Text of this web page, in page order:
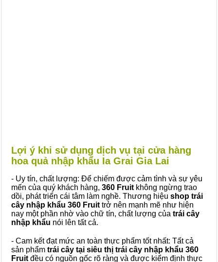
Lợi ý khi sử dụng dịch vụ tại cửa hàng
hoa quả nhập khẩu Ia Grai Gia Lai
- Uy tín, chất lượng: Để chiếm được cảm tình và sự yêu
mến của quý khách hàng, 360 Fruit không ngừng trao
dồi, phát triển cái tâm làm nghề. Thương hiệu shop trái
cây nhập khẩu 360 Fruit trở nên mạnh mẽ như hiện
nay một phần nhờ vào chữ tín, chất lượng của trái cây
nhập khẩu nói lên tất cả.
- Cam kết đạt mức an toàn thực phẩm tốt nhất: Tất cả
sản phẩm trái cây tại siêu thị trái cây nhập khẩu 360
Fruit đều có nguồn gốc rõ ràng và được kiểm định thực